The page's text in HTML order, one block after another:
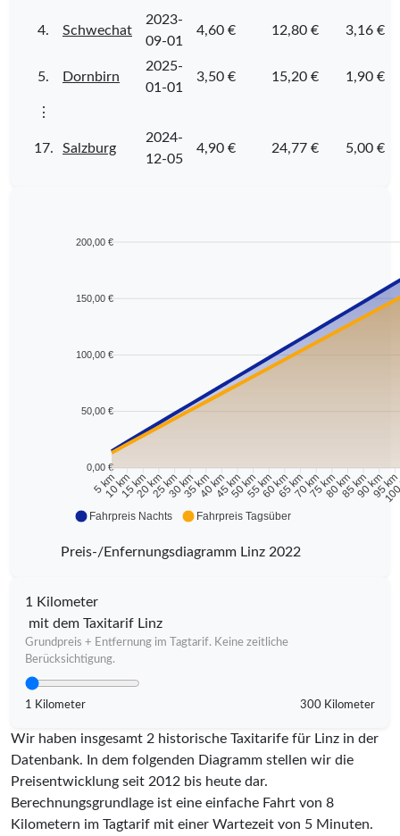
4. Schwechat
2023-
09-01
4,60 € 12,80 € 3,16 €
5. Dornbirn
2025-
01-01
3,50 € 15,20 € 1,90 €
⋮
17. Salzburg
2024-
12-05
4,90 € 24,77 € 5,00 €
200,00 €
150,00 €
100,00 €
50,00 €
0,00 €
5 km
10 km15 km20 km25 km30 km35 km40 km45 km50 km55 km60 km65 km70 km75 km80 km85 km90 km95 km
Fahrpreis Nachts Fahrpreis Tagsüber
Preis-/Enfernungsdiagramm Linz 2022
1 Kilometer
mit dem Taxitarif Linz
Grundpreis + Entfernung im Tagtarif. Keine zeitliche
Berücksichtigung.
1 Kilometer 300 Kilometer
Wir haben insgesamt 2 historische Taxitarife für Linz in der
Datenbank. In dem folgenden Diagramm stellen wir die
Preisentwicklung seit 2012 bis heute dar.
Berechnungsgrundlage ist eine einfache Fahrt von 8
Kilometern im Tagtarif mit einer Wartezeit von 5 Minuten.